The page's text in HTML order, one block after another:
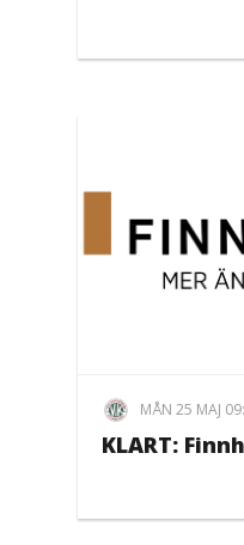
MÅN 25 MAJ
KLART: